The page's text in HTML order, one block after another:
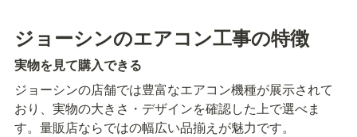
ジョーシンのエアコン工事の特徴
実物を見て購入できる
ジョーシンの店舗では豊富なエアコン機種が展示されて
おり、実物の大きさ・デザインを確認した上で選べま
す。量販店ならではの幅広い品揃えが魅力です。